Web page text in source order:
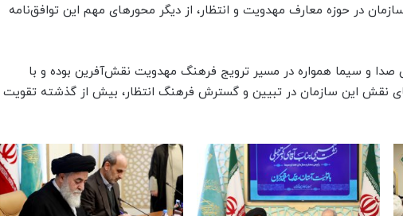
در حوزه معارف مهدویت و انتظار، از دیگر محورهای مهم این توافق‌نامه
صدا و سیما همواره در مسیر ترویج فرهنگ مهدویت نقش‌آفرین بوده و با
نقش این سازمان در تبیین و گسترش فرهنگ انتظار، بیش از گذشته تقویت